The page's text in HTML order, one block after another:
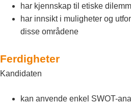
har kjennskap til etiske
har innsikt i muligheter og
disse områdene
Ferdigheter
Kandidaten
kan anvende enkel SWOT-